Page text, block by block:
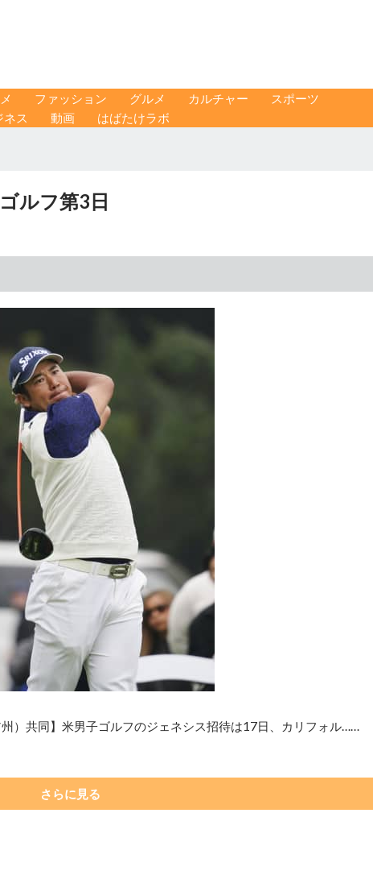
ファッション グルメ カルチャー
スポーツ
ネス 動画 はばたけラボ
ルフ第3日
）共同】米男子ゴルフのジェネシス招待は17日、カリフォル……
さらに見る